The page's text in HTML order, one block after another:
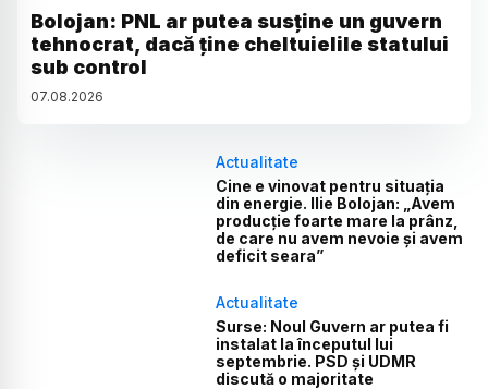
Bolojan: PNL ar putea susține un guvern
tehnocrat, dacă ține cheltuielile statului
sub control
07.08.2026
Actualitate
Cine e vinovat pentru situația
din energie. Ilie Bolojan: „Avem
producție foarte mare la prânz,
de care nu avem nevoie și avem
deficit seara”
Actualitate
Surse: Noul Guvern ar putea fi
instalat la începutul lui
septembrie. PSD și UDMR
discută o majoritate